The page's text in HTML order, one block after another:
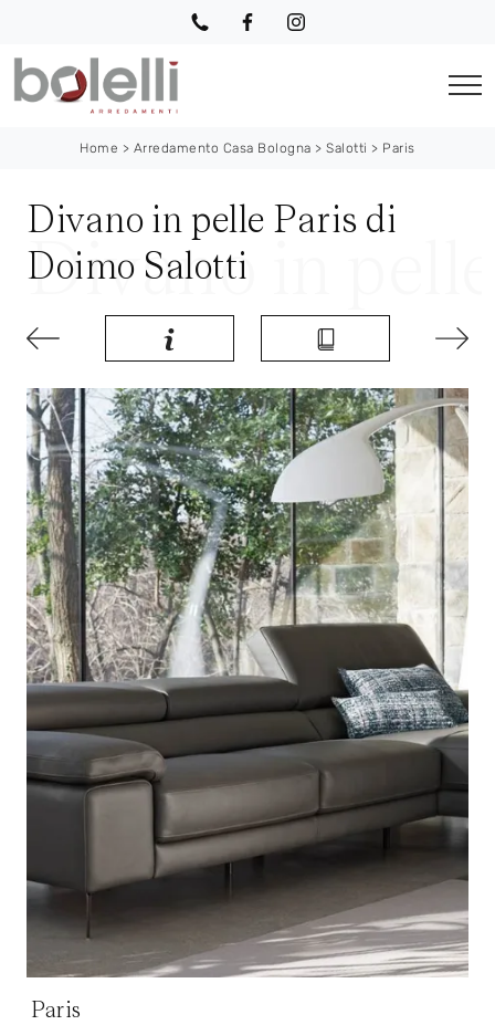
Home > Arredamento Casa Bologna >Salotti > Paris
Divano in pelle Paris di
Doimo Salotti
Paris